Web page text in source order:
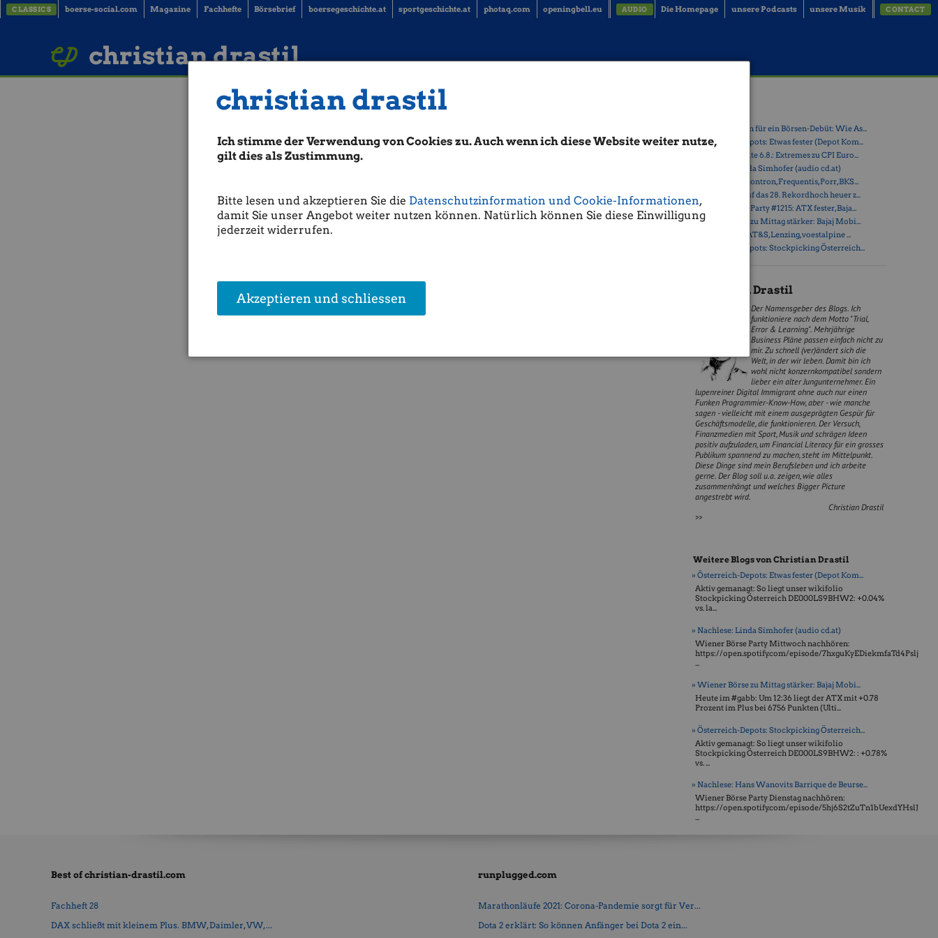
christian drastil
Ich stimme der Verwendung von Cookies zu. Auch wenn ich diese Website weiter nutze,
gilt dies als Zustimmung.
Bitte lesen und akzeptieren Sie die Datenschutzinformation und Cookie-Informationen,
damit Sie unser Angebot weiter nutzen können. Natürlich können Sie diese Einwilligung
jederzeit widerrufen.
Akzeptieren und schliessen
CLASSICS boerse-social.com Magazine Fachhefte Börsebrief boersegeschichte.at sportgeschichte.at photaq.com openingbell.eu AUDIO Die Homepage unsere Podcasts unsere Musik CONTACT
christian drastil
Bookieaktien-Paarlauf geht weiter (Christian Drastil)
Am 11. August habe ich an dieser Stelle von "2 Paaren" geschrieben: Intercell und Sanochemia standen beide
beide bei 13 Euro, bwin und bet-at-home beide bei 26 Euro. Purer Zufall.
Ist nur ne Kleinigkeit.
Stay tuned.
» Zehn Vokabeln für ein Börsen-Debüt: Wie As...
» Österreich-Depots: Etwas fester (Depot Kom...
» Börsegeschichte 6.8.: Extremes zu CPI Euro...
» Nachlese: Linda Simhofer (audio cd.at)
» PIR-News zu Kontron, Frequentis, Porr, BKS...
» ATX steuert auf das 28. Rekordhoch heuer z...
» Wiener Börse Party #1215: ATX fester, Baja...
» Wiener Börse zu Mittag stärker: Bajaj Mobi...
» ATX-Trends: AT&S, Lenzing, voestalpine ...
» Österreich-Depots: Stockpicking Österreich...
Christian Drastil
Der Namensgeber des Blogs. Ich
funktioniere nach dem Motto "Trial,
Error & Learning". Mehrjährige
Business Pläne passen einfach nicht zu
mir. Zu schnell (ver)ändert sich die
Welt, in der wir leben. Damit bin ich
wohl nicht konzernkompatibel sondern
lieber ein alter Jungunternehmer. Ein
lupenreiner Digital Immigrant ohne auch nur einen
Funken Programmier-Know-How, aber - wie manche
sagen - vielleicht mit einem ausgeprägten Gespür für
Geschäftsmodelle, die funktionieren. Der Versuch,
Finanzmedien mit Sport, Musik und schrägen Ideen
positiv aufzuladen, um Financial Literacy für ein grosses
Publikum spannend zu machen, steht im Mittelpunkt.
Diese Dinge sind mein Berufsleben und ich arbeite
gerne. Der Blog soll u.a. zeigen, wie alles
zusammenhängt und welches Bigger Picture
angestrebt wird.
Christian Drastil
>>
Weitere Blogs von Christian Drastil
» Österreich-Depots: Etwas fester (Depot Kom...
Aktiv gemanagt: So liegt unser wikifolio
Stockpicking Öster­reich DE000LS9BHW2: +0.04%
vs. la...
» Nachlese: Linda Simhofer (audio cd.at)
Wiener Börse Party Mittwoch nachhören:
https://open.spotify.com/episode/7hxguKyEDiekmfaTd4Pslj
...
» Wiener Börse zu Mittag stärker: Bajaj Mobi...
Heute im #gabb: Um 12:36 liegt der ATX mit +0.78
Prozent im Plus bei 6756 Punkten (Ulti...
» Österreich-Depots: Stockpicking Österreich...
Aktiv gemanagt: So liegt unser wikifolio
Stockpicking Öster­reich DE000LS9BHW2: : +0.78%
vs. ...
» Nachlese: Hans Wanovits Barrique de Beurse...
Wiener Börse Party Dienstag nachhören:
https://open.spotify.com/episode/5hj6S2tZuTn1bUexdYHslJ
...
Best of christian-drastil.com
Fachheft 28
DAX schließt mit kleinem Plus. BMW, Daimler, VW, ...
runplugged.com
Marathonläufe 2021: Corona-Pandemie sorgt für Ver...
Dota 2 erklärt: So können Anfänger bei Dota 2 ein...